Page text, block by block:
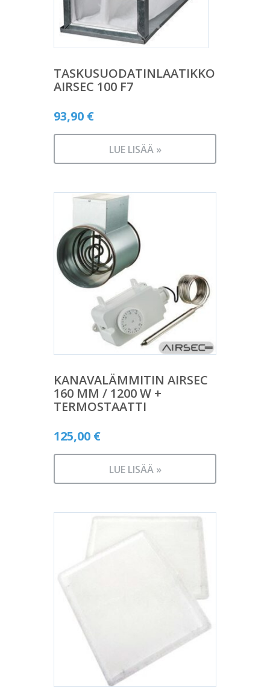
TASKUSUODATINLAATIKKO
AIRSEC 100 F7
93,90 €
LUE LISÄÄ »
KANAVALÄMMITIN AIRSEC
160 MM / 1200 W +
TERMOSTAATTI
125,00 €
LUE LISÄÄ »